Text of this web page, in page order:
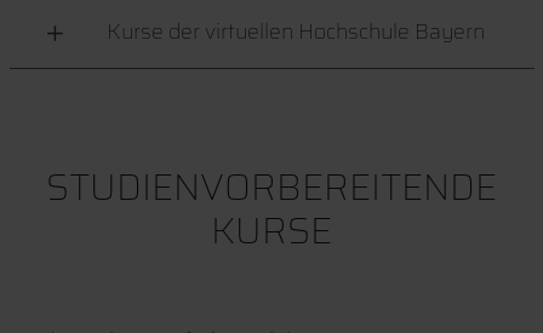
Kurse der virtuellen Hochschule Bayern
STUDIENVORBEREITENDE
KURSE